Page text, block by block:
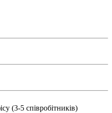
(3-5 співробітників)